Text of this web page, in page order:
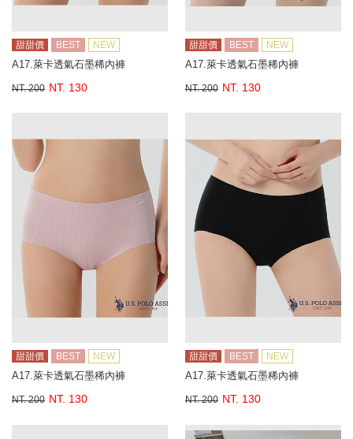
甜甜價 BEST NEW
A17.萊卡透氣石墨稀內褲
NT. 200 NT. 130
甜甜價 BEST NEW
A17.萊卡透氣石墨稀內褲
NT. 200 NT. 130
甜甜價 BEST NEW
A17.萊卡透氣石墨稀內褲
NT. 200 NT. 130
甜甜價 BEST NEW
A17.萊卡透氣石墨稀內褲
NT. 200 NT. 130